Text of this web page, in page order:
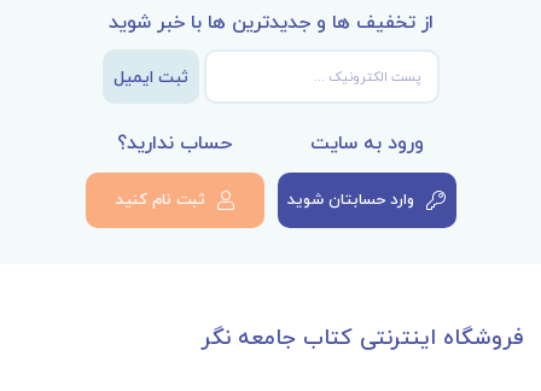
از تخفیف ها و جدیدترین ها با خبر شوید
ثبت ایمیل
ورود به سایت
وارد حسابتان شوید
حساب ندارید؟
ثبت نام کنید
فروشگاه اینترنتی کتاب جامعه نگر